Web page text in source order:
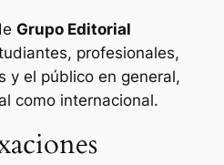
Grupo Editorial
profesionales,
y el público en general,
como internacional.